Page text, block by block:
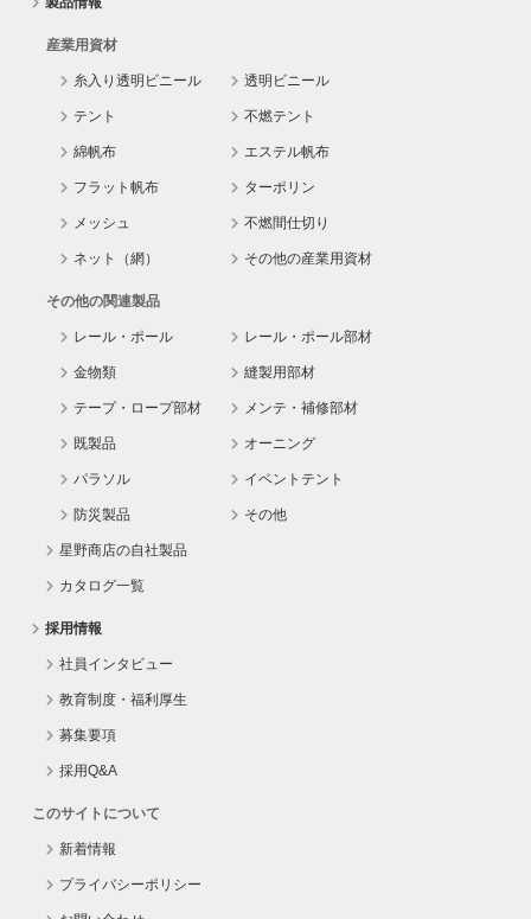
産業用資材
糸入り透明ビニール 透明ビニール
テント 不燃テント
綿帆布 エステル帆布
フラット帆布 ターポリン
メッシュ 不燃間仕切り
ネット（網） その他の産業用資材
その他の関連製品
レール・ポール レール・ポール部材
金物類 縫製用部材
テープ・ロープ部材 メンテ・補修部材
既製品 オーニング
パラソル イベントテント
防災製品 その他
星野商店の自社製品
カタログ一覧
採用情報
社員インタビュー
教育制度・福利厚生
募集要項
採用Q&A
このサイトについて
新着情報
プライバシーポリシー